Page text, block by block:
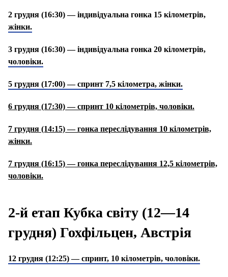
2 грудня (16:30) — індивідуальна гонка 15 кілометрів,
жінки.
3 грудня (16:30) — індивідуальна гонка 20 кілометрів,
чоловіки.
5 грудня (17:00) — спринт 7,5 кілометра, жінки.
6 грудня (17:30) — спринт 10 кілометрів, чоловіки.
7 грудня (14:15) — гонка переслідування 10 кілометрів,
жінки.
7 грудня (16:15) — гонка переслідування 12,5 кілометрів,
чоловіки.
2-й етап Кубка світу (12—14
грудня) Гохфільцен, Австрія
12 грудня (12:25) — спринт, 10 кілометрів, чоловіки.